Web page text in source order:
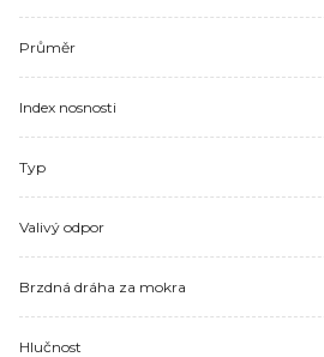
Průměr
Index nosnosti
Typ
Valivý odpor
Brzdná dráha za mokra
Hlučnost